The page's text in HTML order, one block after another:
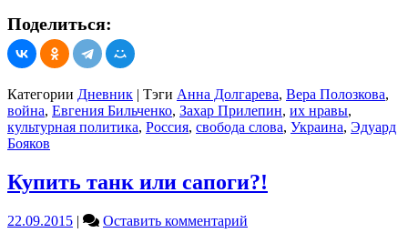
Поделиться:
Категории Дневник | Тэги Анна Долгарева, Вера Полозкова,
война, Евгения Бильченко, Захар Прилепин, их нравы,
культурная политика, Россия, свобода слова, Украина, Эдуард
Бояков
Купить танк или сапоги?!
22.09.2015 | Оставить комментарий